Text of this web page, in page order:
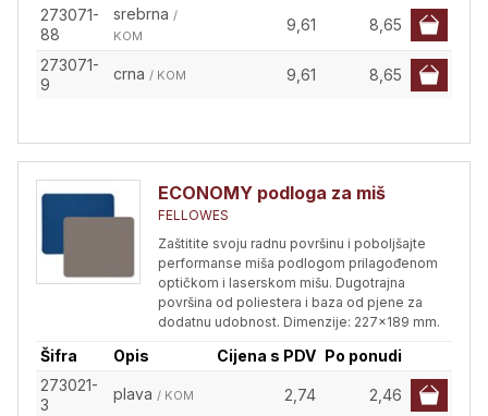
273071-
88
srebrna /
KOM
9,61 8,65
273071-
9
crna / KOM 9,61 8,65
ECONOMY podloga za miš
FELLOWES
Zaštitite svoju radnu površinu i poboljšajte
performanse miša podlogom prilagođenom
optičkom i laserskom mišu. Dugotrajna
površina od poliestera i baza od pjene za
dodatnu udobnost. Dimenzije: 227x189 mm.
Šifra Opis Cijena s PDV Po ponudi
273021-
3
plava / KOM 2,74 2,46